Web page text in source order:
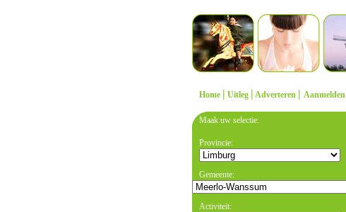
Home | Uitleg | Adverteren | Aanmelden
Maak uw selectie:
Provincie:
Gemeente:
Activiteit: